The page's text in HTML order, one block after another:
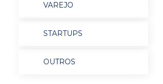
VAREJO
STARTUPS
OUTROS